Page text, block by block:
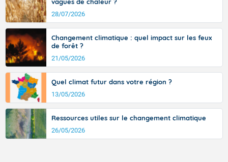
vagues de chaleur ?
28/07/2026
Changement climatique : quel impact sur les feux
de forêt ?
21/05/2026
Quel climat futur dans votre région ?
13/05/2026
Ressources utiles sur le changement climatique
26/05/2026